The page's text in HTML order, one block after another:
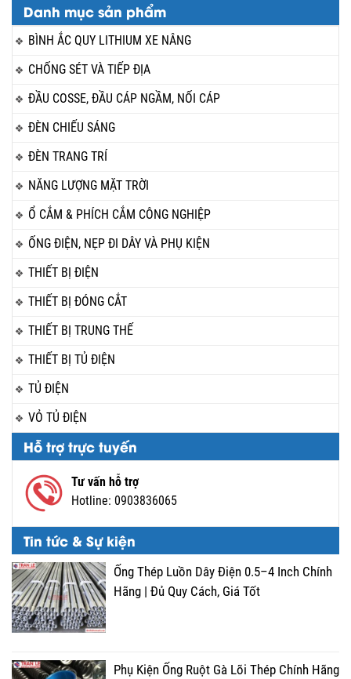
Danh mục sản phẩm
BÌNH ẮC QUY LITHIUM XE NÂNG
CHỐNG SÉT VÀ TIẾP ĐỊA
ĐẦU COSSE, ĐẦU CÁP NGẦM, NỐI CÁP
ĐÈN CHIẾU SÁNG
ĐÈN TRANG TRÍ
NĂNG LƯỢNG MẶT TRỜI
Ổ CẮM & PHÍCH CẮM CÔNG NGHIỆP
ỐNG ĐIỆN, NẸP ĐI DÂY VÀ PHỤ KIỆN
THIẾT BỊ ĐIỆN
THIẾT BỊ ĐÓNG CẮT
THIẾT BỊ TRUNG THẾ
THIẾT BỊ TỦ ĐIỆN
TỦ ĐIỆN
VỎ TỦ ĐIỆN
Hỗ trợ trực tuyến
Tư vấn hỗ trợ
Hotline: 0903836065
Tin tức & Sự kiện
Ống Thép Luồn Dây Điện 0.5–4 Inch Chính
Hãng | Đủ Quy Cách, Giá Tốt
Phụ Kiện Ống Ruột Gà Lõi Thép Chính Hãng